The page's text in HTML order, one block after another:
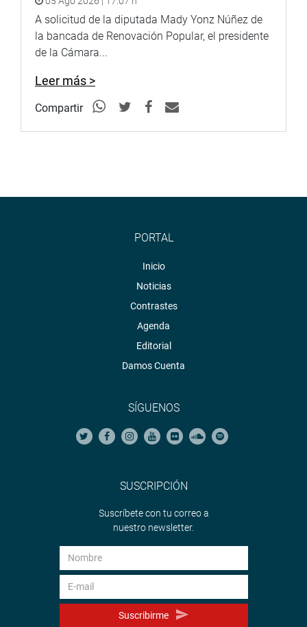
A solicitud de la diputada Mady Yonz Núñez de
la bancada de Renovación Popular, el presidente
de la Cámara...
Leer más >
Compartir
PORTAL
Inicio
Noticias
Contrastes
Agenda
Editorial
Damos Cuenta
SÍGUENOS
SUSCRIPCIÓN
Suscríbete con tu correo a
nuestro newsletter.
Suscribirme